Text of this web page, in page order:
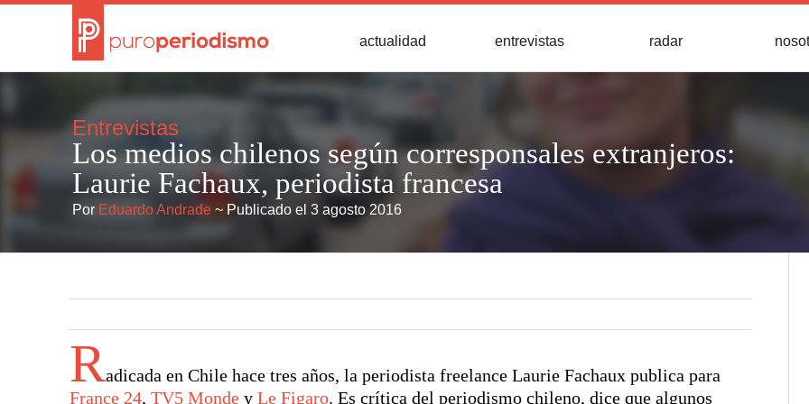
actualidad entrevistas radar
Entrevistas
Los medios chilenos según corresponsales extranjeros:
Laurie Fachaux, periodista francesa
Por Eduardo Andrade ~ Publicado el 3 agosto 2016
Radicada en Chile hace tres años, la periodista freelance Laurie Fachaux publica para
France 24,TV5 Monde yLe Figaro. Es crítica del periodismo chileno, dice que algunos